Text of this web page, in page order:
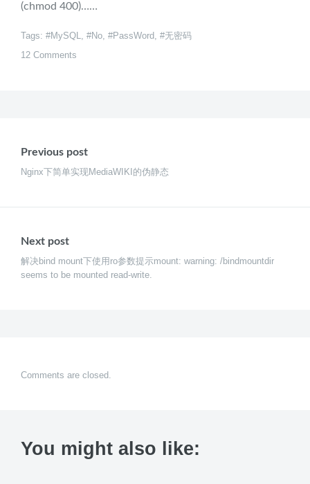
(chmod 400)……
Tags: MySQL, No, PassWord,
无密码
12 Comments
Previous post
Nginx下简单实现MediaWIKI的伪静态
Next post
解决bind mount下使用ro参数提示mount: warning: /bindmountdir
seems to be mounted read-write.
Comments are closed.
You might also like: